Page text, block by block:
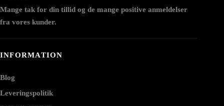
Mange tak for din tillid og de mange positive anmeldelser
fra vores kunder.
INFORMATION
Blog
Leveringspolitik